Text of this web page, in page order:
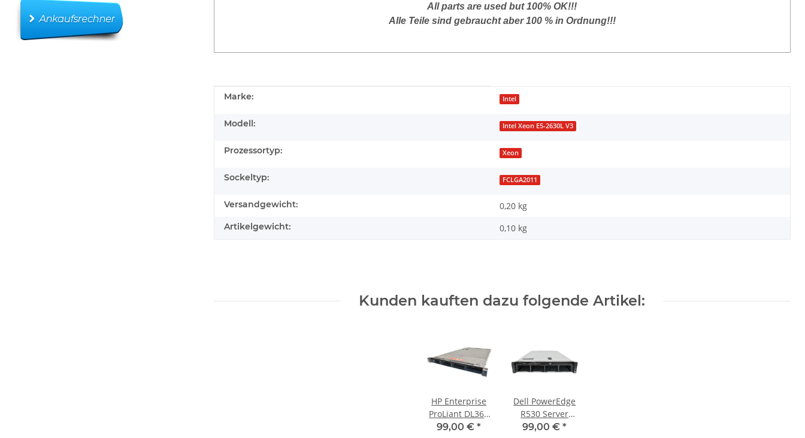
All parts are used but 100% OK!!!
Alle Teile sind gebraucht aber 100 % in Ordnung!!!
Produkteigenschaft
Wert
Marke: Intel
Modell: Intel Xeon E5-2630L V3
Prozessortyp: Xeon
Sockeltyp: FCLGA2011
Versandgewicht: 0,20 kg
Artikelgewicht: 0,10 kg
Kunden kauften dazu folgende Artikel:
HP Enterprise
ProLiant DL360
G9 Server no
99,00 €*
Dell PowerEdge
R530 Server
ohne CPU ohne
99,00 €*